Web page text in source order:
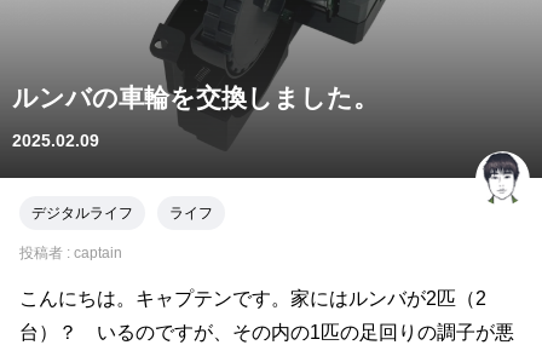
ルンバの車輪を交換しました。
2025.02.09
デジタルライフ ライフ
投稿者 : captain
こんにちは。キャプテンです。家にはルンバが2匹（2
台）？ いるのですが、その内の1匹の足回りの調子が悪